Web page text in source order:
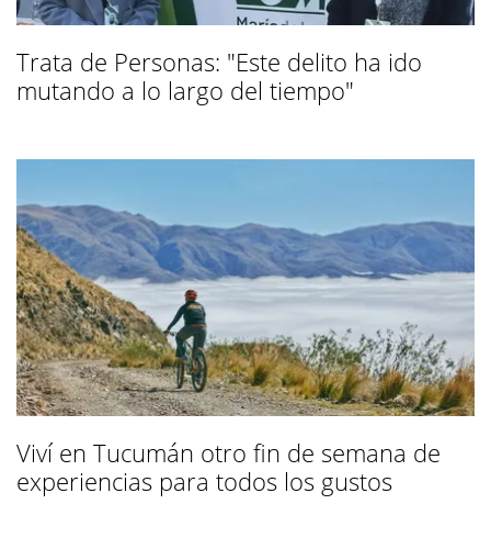
Trata de Personas: "Este delito ha ido
mutando a lo largo del tiempo"
Viví en Tucumán otro fin de semana de
experiencias para todos los gustos